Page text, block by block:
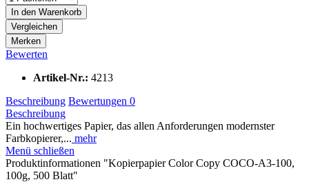
In den Warenkorb
Vergleichen
Merken
Bewerten
Artikel-Nr.: 4213
Beschreibung Bewertungen 0
Beschreibung
Ein hochwertiges Papier, das allen Anforderungen modernster
Farbkopierer,... mehr
Menü schließen
Produktinformationen "Kopierpapier Color Copy COCO-A3-100,
100g, 500 Blatt"